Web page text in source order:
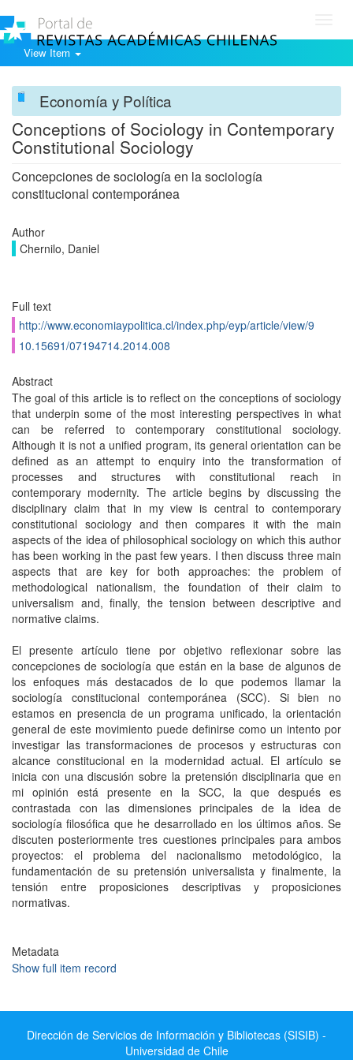
View Item
Economía y Política
Conceptions of Sociology in Contemporary
Constitutional Sociology
Concepciones de sociología en la sociología
constitucional contemporánea
Author
Chernilo, Daniel
Full text
http://www.economiaypolitica.cl/index.php/eyp/article/view/9
10.15691/07194714.2014.008
Abstract
The goal of this article is to reflect on the conceptions of sociology
that underpin some of the most interesting perspectives in what
can be referred to contemporary constitutional sociology.
Although it is not a unified program, its general orientation can be
defined as an attempt to enquiry into the transformation of
processes and structures with constitutional reach in
contemporary modernity. The article begins by discussing the
disciplinary claim that in my view is central to contemporary
constitutional sociology and then compares it with the main
aspects of the idea of philosophical sociology on which this author
has been working in the past few years. I then discuss three main
aspects that are key for both approaches: the problem of
methodological nationalism, the foundation of their claim to
universalism and, finally, the tension between descriptive and
normative claims.
El presente artículo tiene por objetivo reflexionar sobre las
concepciones de sociología que están en la base de algunos de
los enfoques más destacados de lo que podemos llamar la
sociología constitucional contemporánea (SCC). Si bien no
estamos en presencia de un programa unificado, la orientación
general de este movimiento puede definirse como un intento por
investigar las transformaciones de procesos y estructuras con
alcance constitucional en la modernidad actual. El artículo se
inicia con una discusión sobre la pretensión disciplinaria que en
mi opinión está presente en la SCC, la que después es
contrastada con las dimensiones principales de la idea de
sociología filosófica que he desarrollado en los últimos años. Se
discuten posteriormente tres cuestiones principales para ambos
proyectos: el problema del nacionalismo metodológico, la
fundamentación de su pretensión universalista y finalmente, la
tensión entre proposiciones descriptivas y proposiciones
normativas.
Metadata
Show full item record
Dirección de Servicios de Información y Bibliotecas (SISIB) -
Universidad de Chile